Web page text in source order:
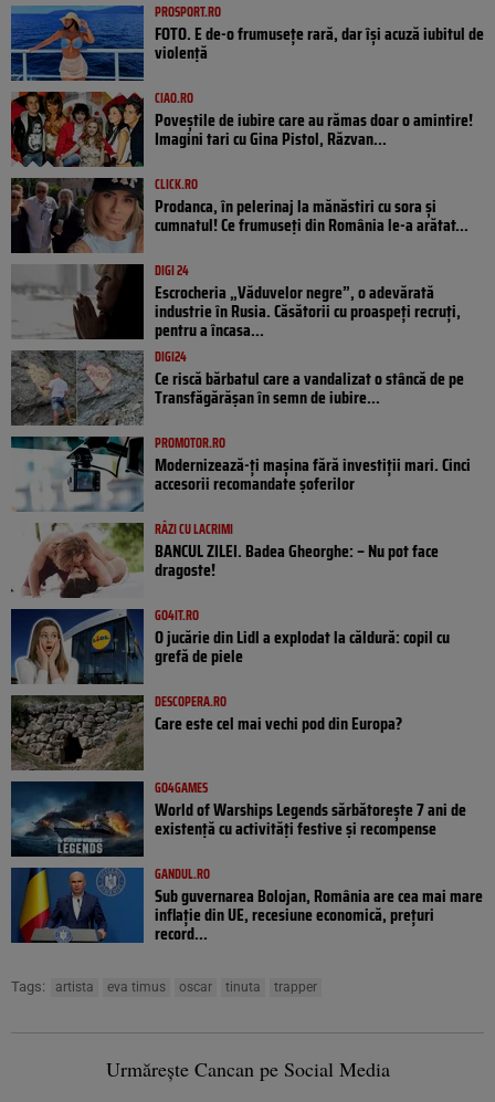
PROSPORT.RO
FOTO. E de-o frumusețe rară, dar își acuză iubitul de
violență
CIAO.RO
Poveştile de iubire care au rămas doar o amintire!
Imagini tari cu Gina Pistol, Răzvan...
CLICK.RO
Prodanca, în pelerinaj la mănăstiri cu sora și
cumnatul! Ce frumuseți din România le-a arătat...
DIGI 24
Escrocheria „Văduvelor negre”, o adevărată
industrie în Rusia. Căsătorii cu proaspeți recruți,
pentru a încasa...
DIGI24
Ce riscă bărbatul care a vandalizat o stâncă de pe
Transfăgărășan în semn de iubire...
PROMOTOR.RO
Modernizează-ți mașina fără investiții mari. Cinci
accesorii recomandate șoferilor
RÂZI CU LACRIMI
BANCUL ZILEI. Badea Gheorghe: – Nu pot face
dragoste!
GO4IT.RO
O jucărie din Lidl a explodat la căldură: copil cu
grefă de piele
DESCOPERA.RO
Care este cel mai vechi pod din Europa?
GO4GAMES
World of Warships Legends sărbătorește 7 ani de
existență cu activități festive și recompense
GANDUL.RO
Sub guvernarea Bolojan, România are cea mai mare
inflație din UE, recesiune economică, prețuri
record...
Tags: artista eva timus oscar tinuta trapper
Urmărește Cancan pe Social Media